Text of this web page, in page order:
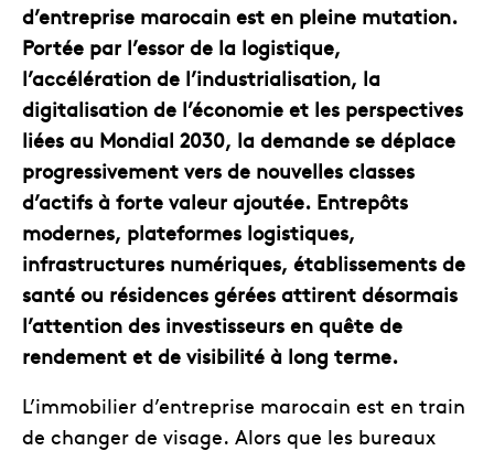
d’entreprise marocain est en pleine mutation.
Portée par l’essor de la logistique,
l’accélération de l’industrialisation, la
digitalisation de l’économie et les perspectives
liées au Mondial 2030, la demande se déplace
progressivement vers de nouvelles classes
d’actifs à forte valeur ajoutée. Entrepôts
modernes, plateformes logistiques,
infrastructures numériques, établissements de
santé ou résidences gérées attirent désormais
l’attention des investisseurs en quête de
rendement et de visibilité à long terme.
L’immobilier d’entreprise marocain est en train
de changer de visage. Alors que les bureaux